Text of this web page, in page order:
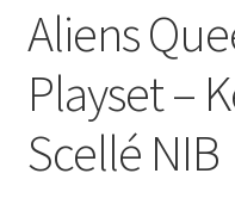
Aliens
Playset –
Scellé NIB